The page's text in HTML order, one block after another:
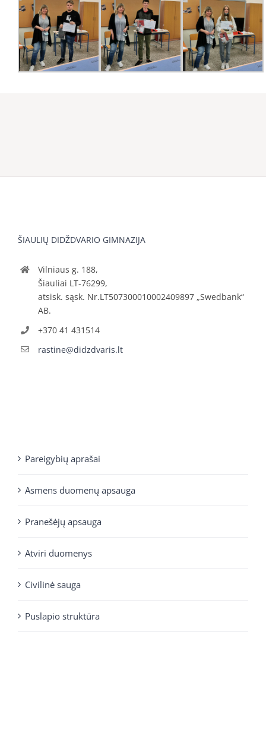
ŠIAULIŲ DIDŽDVARIO GIMNAZIJA
Vilniaus g. 188,
Šiauliai LT-76299,
atsisk. sąsk. Nr.LT507300010002409897 „Swedbank“
AB.
+370 41 431514
rastine@didzdvaris.lt
Pareigybių aprašai
Asmens duomenų apsauga
Pranešėjų apsauga
Atviri duomenys
Civilinė sauga
Puslapio struktūra